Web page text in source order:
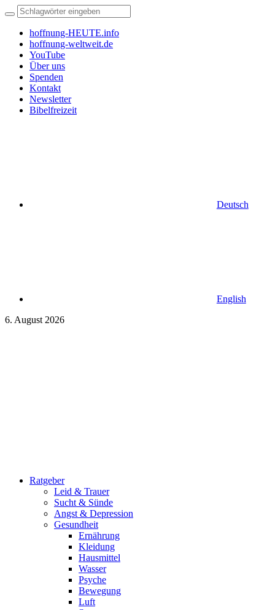
hoffnung-HEUTE.info
hoffnung-weltweit.de
YouTube
Über uns
Spenden
Kontakt
Newsletter
Bibelfreizeit
Deutsch
English
6. August 2026
Ratgeber
Leid & Trauer
Sucht & Sünde
Angst & Depression
Gesundheit
Ernährung
Kleidung
Hausmittel
Wasser
Psyche
Bewegung
Luft